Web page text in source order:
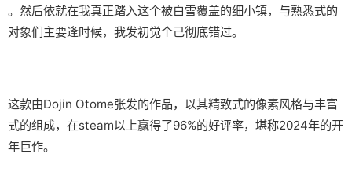
。然后依就在我真正踏入这个被白雪覆盖的细小镇，与熟悉式的
对象们主要逢时候，我发初觉个己彻底错过。
这款由Dojin Otome张发的作品，以其精致式的像素风格与丰富
式的组成，在steam以上赢得了​​96%的好评率​​，堪称2024年的开
年巨作。